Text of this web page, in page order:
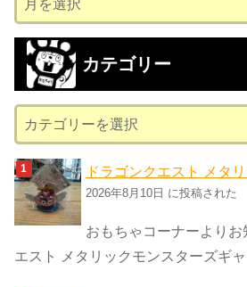
ー
カ
ブ
カテゴリー
テ
ゴ
リ
ー
ドラゴンクエスト メタ
2026年8月10日 に投稿された
おもちゃコーナーより
エスト メタリックモンスターズギ